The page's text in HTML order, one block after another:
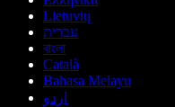
Lietuvių
עברית
বাংলা
Català
Bahasa Melayu
اردو